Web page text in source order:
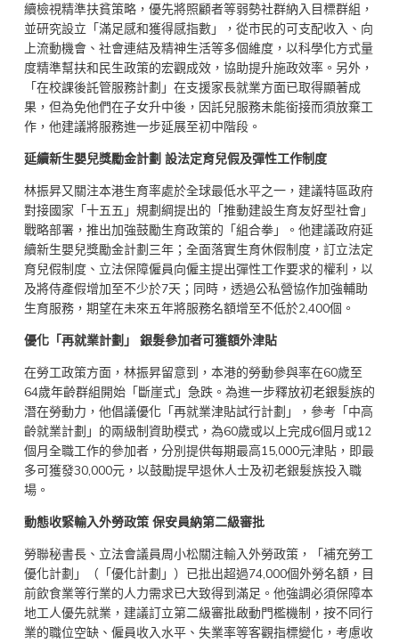
續檢視精準扶貧策略，優先將照顧者等弱勢社群納入目標群組，
並研究設立「滿足感和獲得感指數」，從市民的可支配收入、向
上流動機會、社會連結及精神生活等多個維度，以科學化方式量
度精準幫扶和民生政策的宏觀成效，協助提升施政效率。另外，
「在校課後託管服務計劃」在支援家長就業方面已取得顯著成
果，但為免他們在子女升中後，因託兒服務未能銜接而須放棄工
作，他建議將服務進一步延展至初中階段。
延續新生嬰兒獎勵金計劃 設法定育兒假及彈性工作制度
林振昇又關注本港生育率處於全球最低水平之一，建議特區政府
對接國家「十五五」規劃綱提出的「推動建設生育友好型社會」
戰略部署，推出加強鼓勵生育政策的「組合拳」。他建議政府延
續新生嬰兒獎勵金計劃三年；全面落實生育休假制度，訂立法定
育兒假制度、立法保障僱員向僱主提出彈性工作要求的權利，以
及將侍產假增加至不少於7天；同時，透過公私營協作加強輔助
生育服務，期望在未來五年將服務名額增至不低於2,400個。
優化「再就業計劃」 銀髮參加者可獲額外津貼
在勞工政策方面，林振昇留意到，本港的勞動參與率在60歲至
64歲年齡群組開始「斷崖式」急跌。為進一步釋放初老銀髮族的
潛在勞動力，他倡議優化「再就業津貼試行計劃」，參考「中高
齡就業計劃」的兩級制資助模式，為60歲或以上完成6個月或12
個月全職工作的參加者，分別提供每期最高15,000元津貼，即最
多可獲發30,000元，以鼓勵提早退休人士及初老銀髮族投入職
場。
動態收緊輸入外勞政策 保安員納第二級審批
勞聯秘書長、立法會議員周小松關注輸入外勞政策，「補充勞工
優化計劃」（「優化計劃」）已批出超過74,000個外勞名額，目
前飲食業等行業的人力需求已大致得到滿足。他強調必須保障本
地工人優先就業，建議訂立第二級審批啟動門檻機制，按不同行
業的職位空缺、僱員收入水平、失業率等客觀指標變化，考慮收